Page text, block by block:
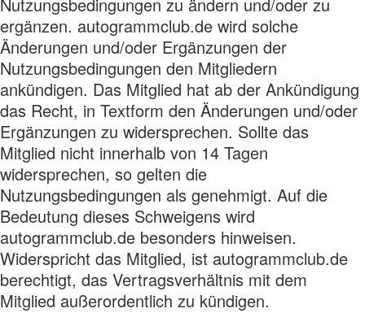
ergänzen. autogrammclub.de wird solche
Änderungen und/oder Ergänzungen der
Nutzungsbedingungen den Mitgliedern
ankündigen. Das Mitglied hat ab der Ankündigung
das Recht, in Textform den Änderungen und/oder
Ergänzungen zu widersprechen. Sollte das
Mitglied nicht innerhalb von 14 Tagen
widersprechen, so gelten die
Nutzungsbedingungen als genehmigt. Auf die
Bedeutung dieses Schweigens wird
autogrammclub.de besonders hinweisen.
Widerspricht das Mitglied, ist autogrammclub.de
berechtigt, das Vertragsverhältnis mit dem
Mitglied außerordentlich zu kündigen.